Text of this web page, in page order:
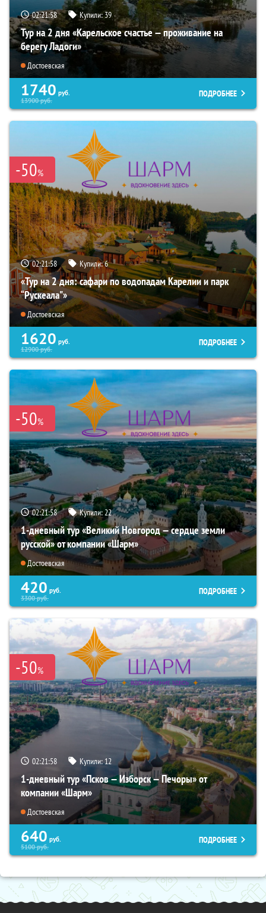
02:21:56 Купили:39
Тур на 2 дня «Карельское счастье — проживание на
берегу Ладоги»
Достоевская
1740 руб.
13900руб.
ПОДРОБНЕЕ
-50%
02:21:56 Купили:6
«Тур на 2 дня: сафари по водопадам Карелии и парк
“Рускеала"»
Достоевская
1620 руб.
12900руб.
ПОДРОБНЕЕ
-50%
02:21:56 Купили:22
1-дневный тур «Великий Новгород — сердце земли
русской» от компании «Шарм»
Достоевская
420 руб.
3300руб.
ПОДРОБНЕЕ
-50%
02:21:56 Купили:12
1-дневный тур «Псков — Изборск — Печоры» от
компании «Шарм»
Достоевская
640 руб.
5100руб.
ПОДРОБНЕЕ